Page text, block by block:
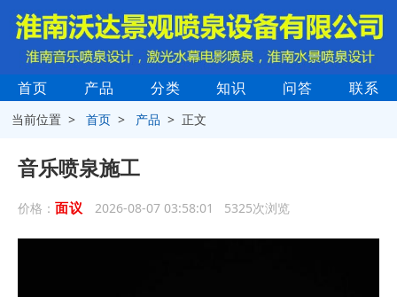
首页 产品 分类 知识 问答 联系
当前位置 >首页 > 产品 > 正文
音乐喷泉施工
价格： 面议 2026-08-07 03:58:01 5325次浏览